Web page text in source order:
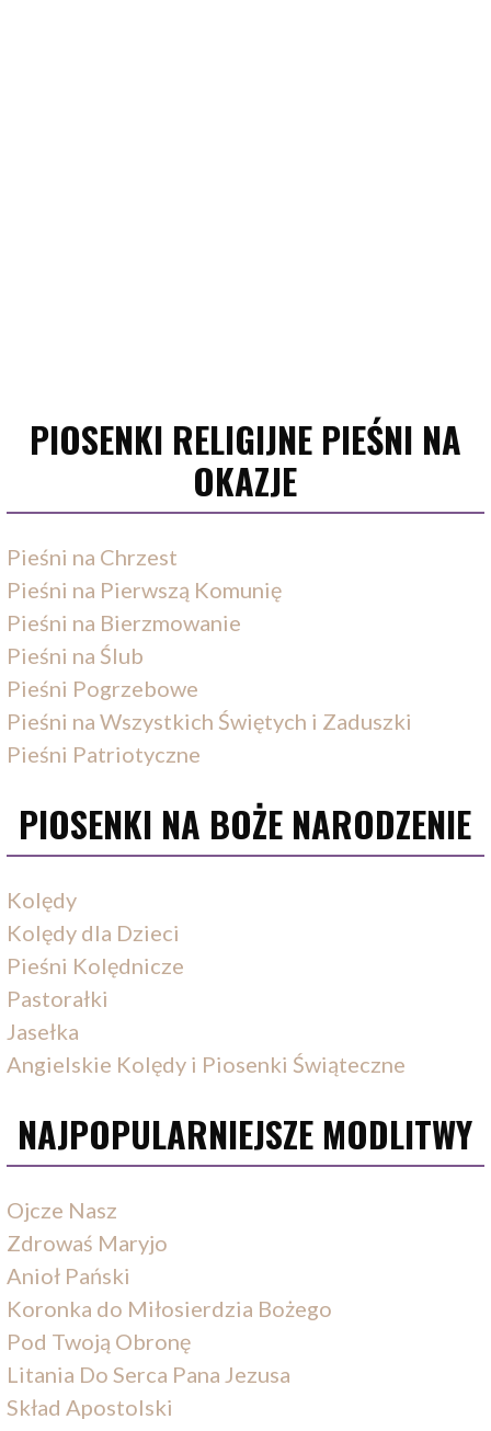
PIOSENKI RELIGIJNE PIEŚNI NA
OKAZJE
Pieśni na Chrzest
Pieśni na Pierwszą Komunię
Pieśni na Bierzmowanie
Pieśni na Ślub
Pieśni Pogrzebowe
Pieśni na Wszystkich Świętych i Zaduszki
Pieśni Patriotyczne
PIOSENKI NA BOŻE NARODZENIE
Kolędy
Kolędy dla Dzieci
Pieśni Kolędnicze
Pastorałki
Jasełka
Angielskie Kolędy i Piosenki Świąteczne
NAJPOPULARNIEJSZE MODLITWY
Ojcze Nasz
Zdrowaś Maryjo
Anioł Pański
Koronka do Miłosierdzia Bożego
Pod Twoją Obronę
Litania Do Serca Pana Jezusa
Skład Apostolski